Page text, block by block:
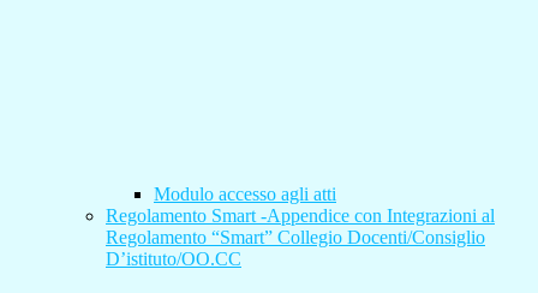
Modulo accesso agli atti
Regolamento Smart -Appendice con Integrazioni al
Regolamento “Smart” Collegio Docenti/Consiglio
D’istituto/OO.CC